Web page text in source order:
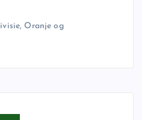
Oranje og